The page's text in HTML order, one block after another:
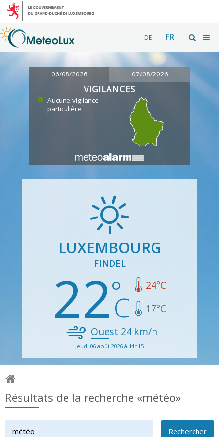
DE FR
06/08/2026 07/08/2026
VIGILANCES
Aucune vigilance
particulière
LUXEMBOURG
FINDEL
22 24°C
17°C
Ouest 24 km/h
Jeudi 06 août 2026 à 14h15
Résultats de la recherche «météo»
Rechercher